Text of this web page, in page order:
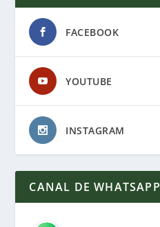
FACEBOOK
YOUTUBE
INSTAGRAM
CANAL DE WHATSAPP